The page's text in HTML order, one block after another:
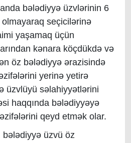
bələdiyyə üzvlərinin 6
seçicilərinə
yaşamaq üçün
kənara köçdükdə və
öz bələdiyyə ərazisində
yerinə yetirə
üzvlüyü səlahiyyətlərini
haqqında bələdiyyəyə
qeyd etmək olar.
bələdiyyə üzvü öz